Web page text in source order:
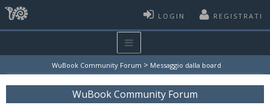
LOGIN REGISTRATI
WuBook Community Forum > Messaggio dalla board
WuBook Community Forum